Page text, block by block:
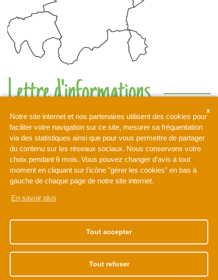
Notre site internet et nos partenaires utilisent des cookies pour
faciliter votre navigation sur ce site, mesurer sa fréquentation
via des statistiques ainsi que pour vous permettre de partager
du contenu sur les réseaux sociaux. Nous conservons votre
choix pendant 6 mois. Vous pouvez changer d'avis à tout
moment en cliquant sur l'icône "gérer les cookies" en bas à
gauche de chaque page de notre site internet.
En savoir plus
Tout accepter
Tout refuser
Lettre d'informations
de la Brie
Votre adresse de messagerie est uniquement utilisée pour
vous envoyer notre lettre d'information ainsi que des
informations concernant les activités de L'Orée de la Brie. Vous
pouvez à tout moment utiliser le lien de désabonnement intégré
dans la newsletter.
77170 BRIE-COMTE-
ROBERT
01 60 62 15 81
de 9h à 12h30
et de 13h30 à 17h30